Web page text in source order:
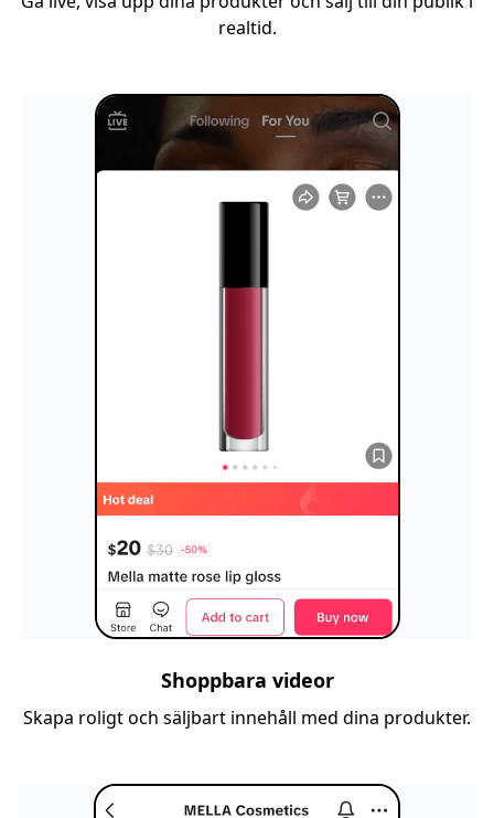
realtid.
Shoppbara videor
Skapa roligt och säljbart innehåll med dina produkter.